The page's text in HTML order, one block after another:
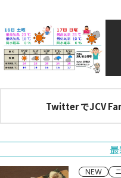
Twitter でJCV
NEW